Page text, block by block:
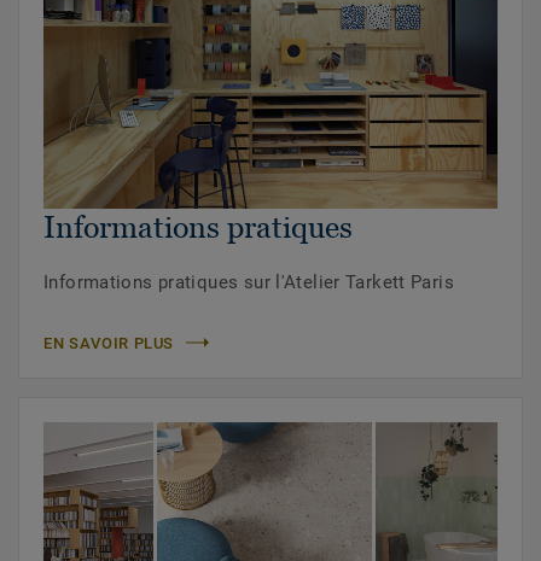
Informations pratiques
Informations pratiques sur l'Atelier Tarkett Paris
EN SAVOIR PLUS